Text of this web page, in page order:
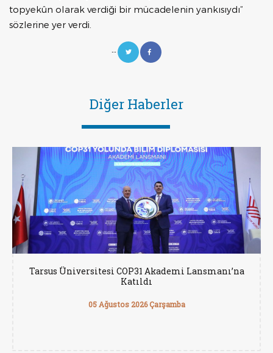
topyekûn olarak verdiği bir mücadelenin yankısıydı”
sözlerine yer verdi.
--
Diğer Haberler
Tarsus Üniversitesi COP31 Akademi Lansmanı’na
Katıldı
05 Ağustos 2026 Çarşamba